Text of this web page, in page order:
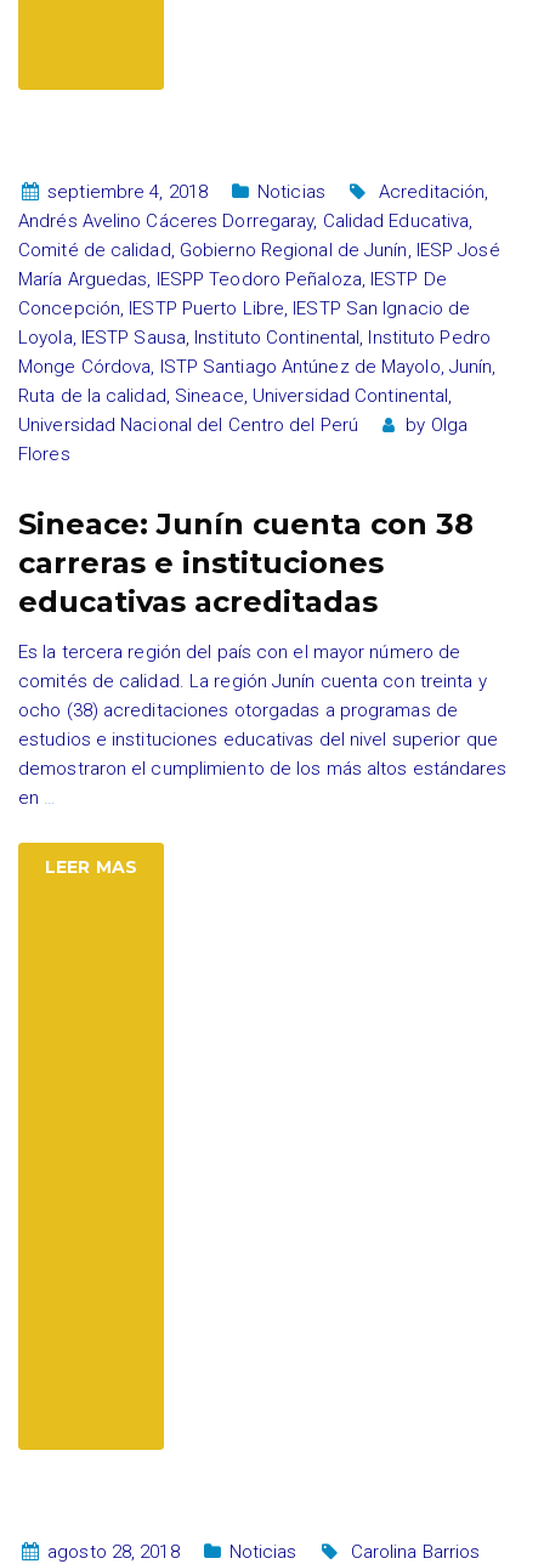
septiembre 4, 2018 Noticias Acreditación,
Andrés Avelino Cáceres Dorregaray, Calidad Educativa,
Comité de calidad, Gobierno Regional de Junín, IESP José
María Arguedas, IESPP Teodoro Peñaloza, IESTP De
Concepción, IESTP Puerto Libre, IESTP San Ignacio de
Loyola, IESTP Sausa, Instituto Continental, Instituto Pedro
Monge Córdova, ISTP Santiago Antúnez de Mayolo, Junín,
Ruta de la calidad, Sineace, Universidad Continental,
Universidad Nacional del Centro del Perú
by Olga
Flores
Sineace: Junín cuenta con 38
carreras e instituciones
educativas acreditadas
Es la tercera región del país con el mayor número de
comités de calidad. La región Junín cuenta con treinta y
ocho (38) acreditaciones otorgadas a programas de
estudios e instituciones educativas del nivel superior que
demostraron el cumplimiento de los más altos estándares
en …
LEER MAS
agosto 28, 2018 Noticias
Carolina Barrios